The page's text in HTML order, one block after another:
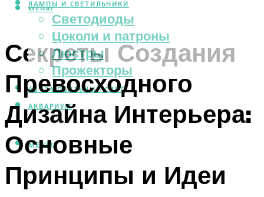
ЛАМПЫ И СВЕТИЛЬНИКИ
Светодиоды
Цоколи и патроны
Люстры
Прожекторы
АВТОМОБИЛЬНЫЙ СВЕТ
АКВАРИУМ
МЕНЮ
МЕНЮ
Секреты Создания
Превосходного
Дизайна Интерьера:
Основные
Принципы и Идеи